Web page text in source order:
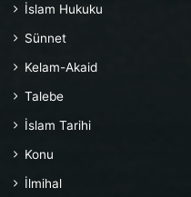
İslam Hukuku
Sünnet
Kelam-Akaid
Talebe
İslam Tarihi
Konu
İlmihal